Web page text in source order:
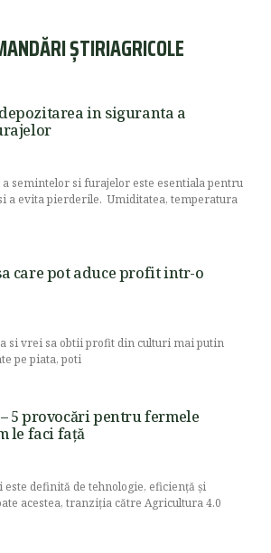
ȘTIRIAGRICOLE
in siguranta a
semintelor si furajelor este esentiala pentru
a evita pierderile. Umiditatea, temperatura
care pot aduce profit intr-o
si vrei sa obtii profit din culturi mai putin
pe piata, poti
5 provocări pentru fermele
le faci față
definită de tehnologie, eficiență și
acestea, tranziția către Agricultura 4.0